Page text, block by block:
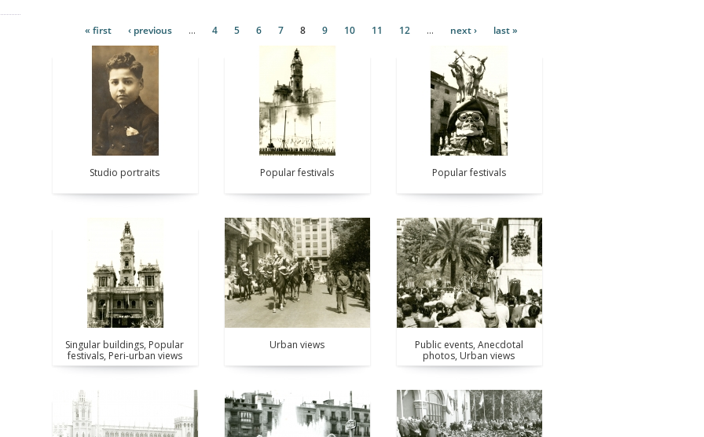
« first ‹ previous … 4 5 6 7 8 9 10 11 12 … next › last »
Studio portraits Popular festivals Popular festivals
Singular buildings, Popular
festivals, Peri-urban views
Urban views
Public events, Anecdotal
photos, Urban views